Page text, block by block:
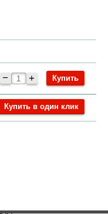
− +
Купить в один клик